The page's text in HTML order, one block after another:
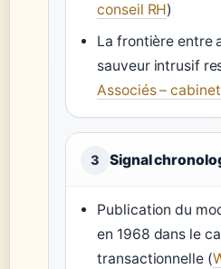
conseil RH)
La frontière entre
sauveur intrusif
Associés –
3 Signal
Publication du
en 1968 dans le
transactionnelle (